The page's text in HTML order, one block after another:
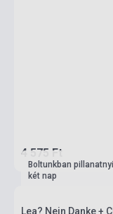
4 575 Ft
Boltunkban
két nap
Lea? Nein Danke +